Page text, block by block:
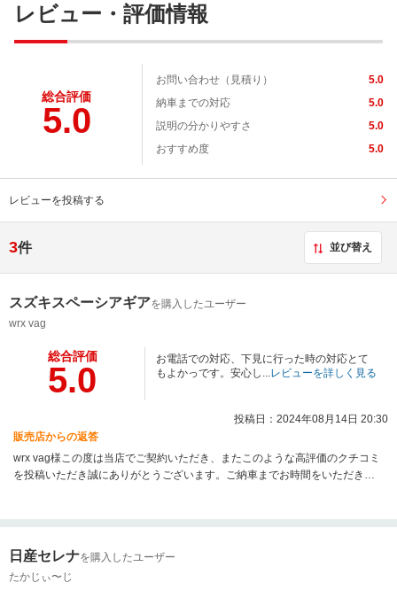
レビュー・評価情報
総合評価
5.0
お問い合わせ（見積り）
5.0
納車までの対応
5.0
説明の分かりやすさ
5.0
おすすめ度
5.0
レビューを投稿する
3件 並び替え
スズキスペーシアギアを購入したユーザー
wrx vag
総合評価
5.0
お電話での対応、下見に行った時の対応とて
もよかっです。安心し...レビューを詳しく見る
投稿日：2024年08月14日 20:30
販売店からの返答
wrx vag様この度は当店でご契約いただき、またこのような高評価のクチコミ
を投稿いただき誠にありがとうございます。ご納車までお時間をいただき誠
日産セレナを購入したユーザー
たかじぃ〜じ